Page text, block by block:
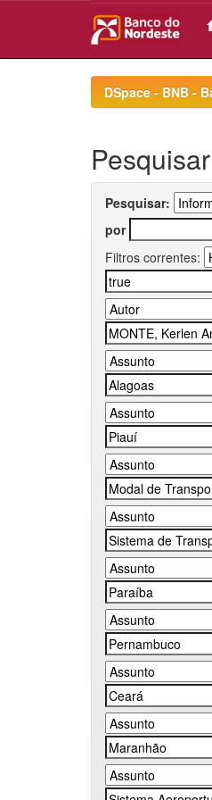
DSpace - BNB -
Pesquisar
Pesquisar:
por
Filtros correntes: